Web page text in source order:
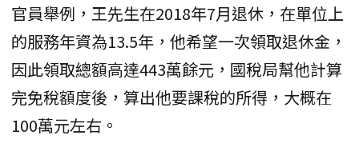
官員舉例，王先生在2018年7月退休，在單位上
的服務年資為13.5年，他希望一次領取退休金，
因此領取總額高達443萬餘元，國稅局幫他計算
完免稅額度後，算出他要課稅的所得，大概在
100萬元左右。